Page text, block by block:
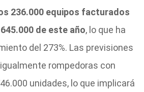
236.000 equipos facturados
de este año, lo que ha
del 273%. Las previsiones
rompedoras con
unidades, lo que implicará